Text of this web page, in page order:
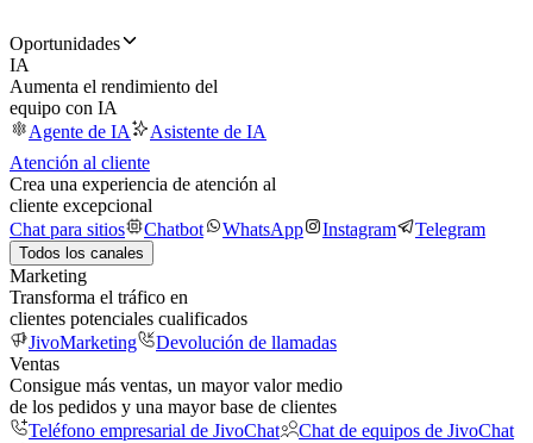
Oportunidades
IA
Aumenta el rendimiento del
equipo con IA
Agente de IA
Asistente de IA
Atención al cliente
Crea una experiencia de atención al
cliente excepcional
Chat para sitios
Chatbot WhatsApp Instagram Telegram
Todos los canales
Marketing
Transforma el tráfico en
clientes potenciales cualificados
JivoMarketing
Devolución de llamadas
Ventas
Consigue más ventas, un mayor valor medio
de los pedidos y una mayor base de clientes
Teléfono empresarial de JivoChat
Chat de equipos de JivoChat